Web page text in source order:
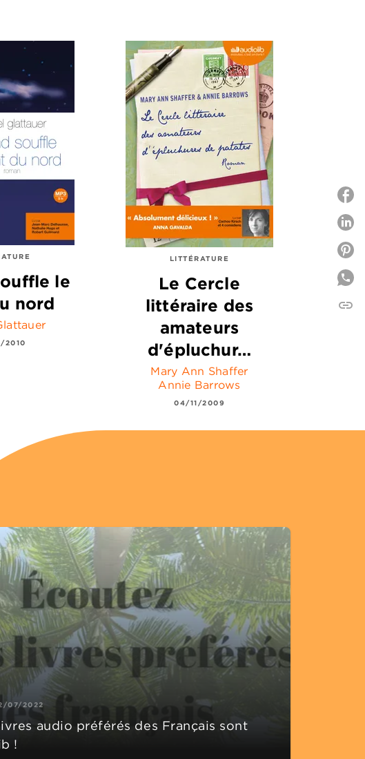
le
nord
2010
LITTÉRATURE
Le Cercle
littéraire des
amateurs
d'épluchur…
Mary Ann Shaffer
Annie Barrows
04/11/2009
07/2022
audio préférés des Français sont
!
link